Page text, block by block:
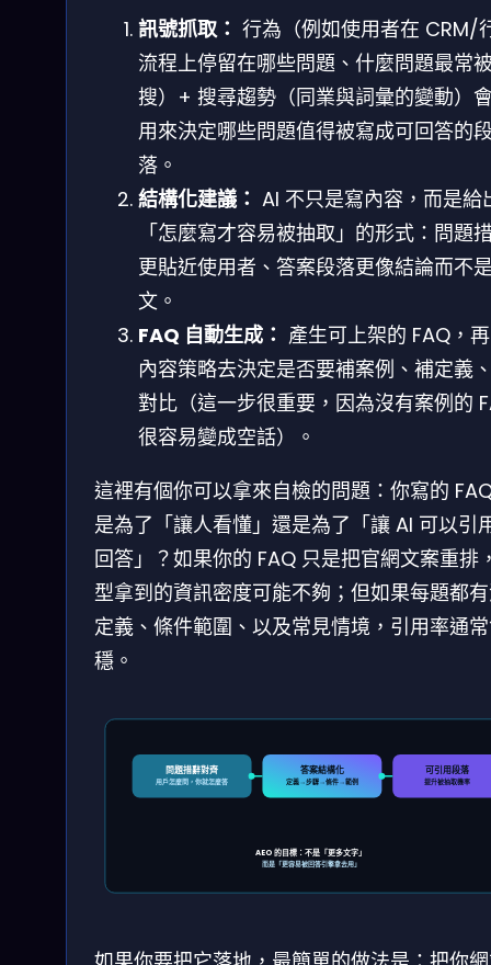
訊號抓取： 行為（例如使用者在 CRM/
流程上停留在哪些問題、什麼問題最常
搜）+ 搜尋趨勢（同業與詞彙的變動）
用來決定哪些問題值得被寫成可回答的
落。
結構化建議： AI 不只是寫內容，而是給
「怎麼寫才容易被抽取」的形式：問題
更貼近使用者、答案段落更像結論而不
文。
FAQ 自動生成： 產生可上架的 FAQ，
內容策略去決定是否要補案例、補定義
對比（這一步很重要，因為沒有案例的
很容易變成空話）。
這裡有個你可以拿來自檢的問題：你寫的
是為了「讓人看懂」還是為了「讓 AI 可以引
回答」？如果你的 FAQ 只是把官網文案重排
型拿到的資訊密度可能不夠；但如果每題都
定義、條件範圍、以及常見情境，引用率通
穩。
問題措辭對齊
用戶怎麼問，你就怎麼答
答案結構化
定義→步驟→條件→範例
可引用段落
提升被抽取機率
AEO 的目標：不是「更多文字」
而是「更容易被回答引擎拿去用」